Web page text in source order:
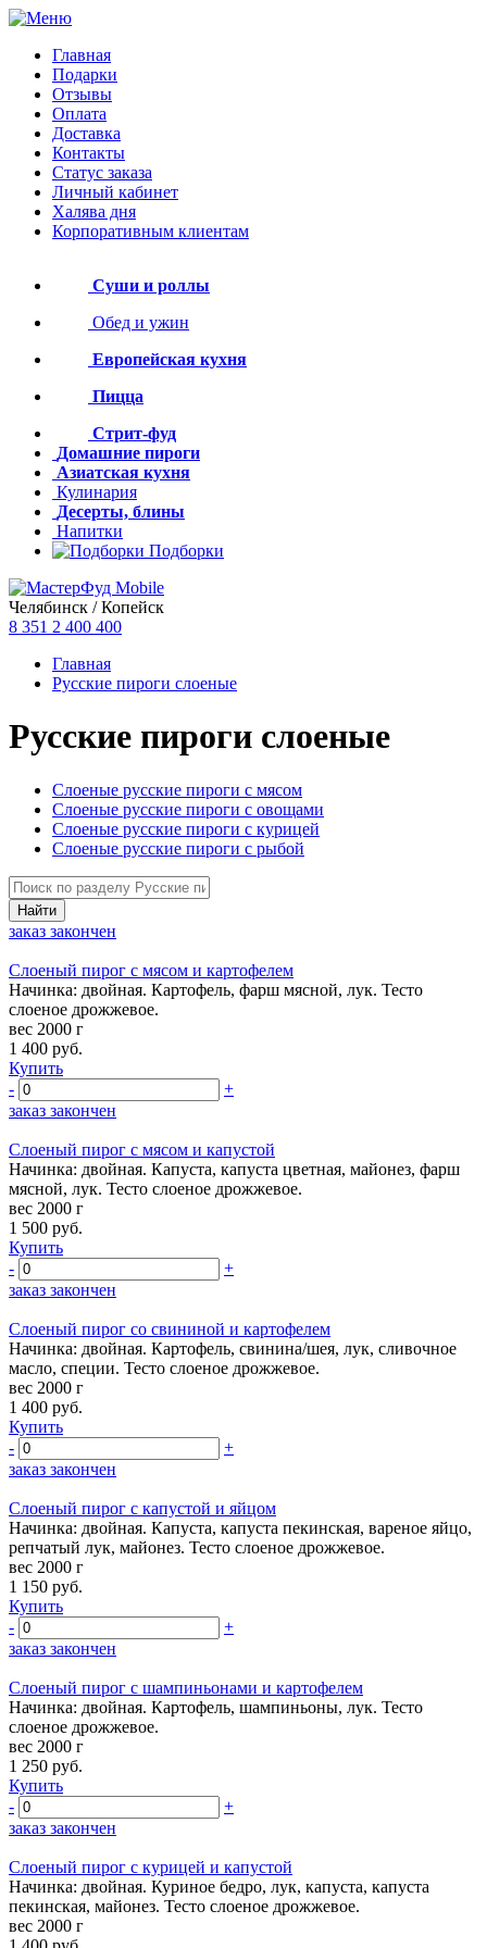
Главная
Подарки
Отзывы
Оплата
Доставка
Контакты
Статус заказа
Личный кабинет
Халява дня
Корпоративным клиентам
Суши и роллы
Обед и ужин
Европейская кухня
Пицца
Стрит-фуд
Домашние пироги
Азиатская кухня
Кулинария
Десерты, блины
Напитки
Подборки
Челябинск / Копейск
8 351 2 400 400
Главная
Русские пироги слоеные
Русские пироги слоеные
Слоеные русские пироги с мясом
Слоеные русские пироги с овощами
Слоеные русские пироги с курицей
Слоеные русские пироги с рыбой
заказ закончен
Слоеный пирог с мясом и картофелем
Начинка: двойная. Картофель, фарш мясной, лук. Тесто
слоеное дрожжевое.
вес 2000 г
1 400 руб.
Купить
-
+
заказ закончен
Слоеный пирог с мясом и капустой
Начинка: двойная. Капуста, капуста цветная, майонез, фарш
мясной, лук. Тесто слоеное дрожжевое.
вес 2000 г
1 500 руб.
Купить
-
+
заказ закончен
Слоеный пирог со свининой и картофелем
Начинка: двойная. Картофель, свинина/шея, лук, сливочное
масло, специи. Тесто слоеное дрожжевое.
вес 2000 г
1 400 руб.
Купить
-
+
заказ закончен
Слоеный пирог с капустой и яйцом
Начинка: двойная. Капуста, капуста пекинская, вареное яйцо,
репчатый лук, майонез. Тесто слоеное дрожжевое.
вес 2000 г
1 150 руб.
Купить
-
+
заказ закончен
Слоеный пирог с шампиньонами и картофелем
Начинка: двойная. Картофель, шампиньоны, лук. Тесто
слоеное дрожжевое.
вес 2000 г
1 250 руб.
Купить
-
+
заказ закончен
Слоеный пирог с курицей и капустой
Начинка: двойная. Куриное бедро, лук, капуста, капуста
пекинская, майонез. Тесто слоеное дрожжевое.
вес 2000 г